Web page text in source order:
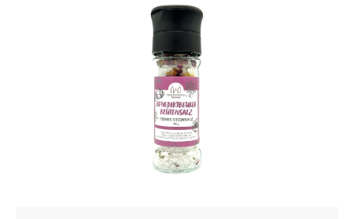
Bildergalerie überspringen